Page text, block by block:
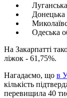
Луганська
Донецька
Одеська
На Закарпатті
ліжок - 61,75%.
Нагадаємо, що в
кількість
перевищила 40